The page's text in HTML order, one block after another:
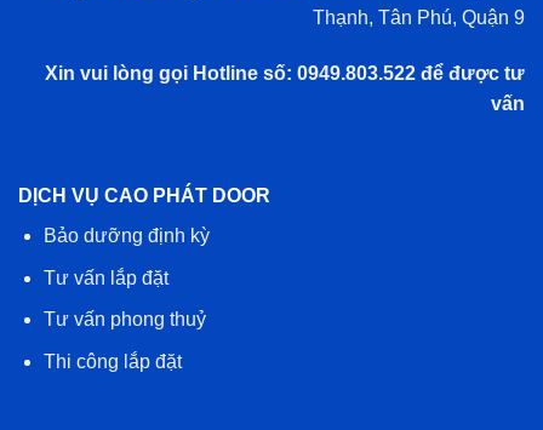
Thạnh, Tân Phú, Quận 9
Xin vui lòng gọi Hotline số: 0949.803.522 để được tư
vấn
DỊCH VỤ CAO PHÁT DOOR
Bảo dưỡng định kỳ
Tư vấn lắp đặt
Tư vấn phong thuỷ
Thi công lắp đặt